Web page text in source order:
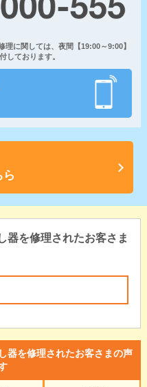
に関しては、夜間【19:00～9:00】
しております。
器を修理されたお客さま
器を修理されたお客さまの声